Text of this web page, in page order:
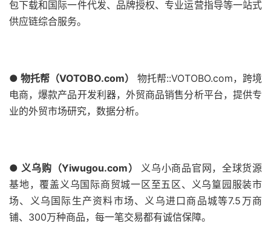
包下载和国际一件代发、品牌授权、专业运营指导等一站式
供应链综合服务。
● 物托帮（VOTOBO.com）
物托帮::VOTOBO.com，跨境
电商，爆款产品开发利器，外贸商品销售分析平台，提供专
业的外贸市场研究，数据分析。
● 义乌购（Yiwugou.com） 义乌小商品官网，全球货源
基地，覆盖义乌国际商贸城一区至五区、义乌篁园服装市
场、义乌国际生产资料市场、义乌进口商品城等7.5万商
铺、300万种商品，每一笔交易都有诚信保障。